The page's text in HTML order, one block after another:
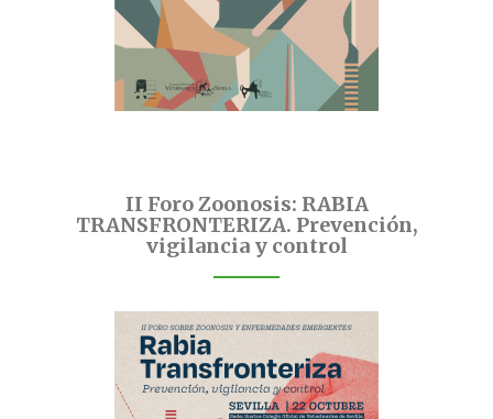
II Foro Zoonosis: RABIA
TRANSFRONTERIZA. Prevención,
vigilancia y control